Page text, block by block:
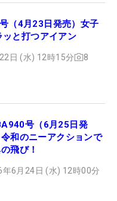
（4月23日発売）女子
ッと打つアイアン
日 (水) 12時15分 8
号（6月25日発
和のニーアクションで
飛び！
年6月24日 (水) 12時00分